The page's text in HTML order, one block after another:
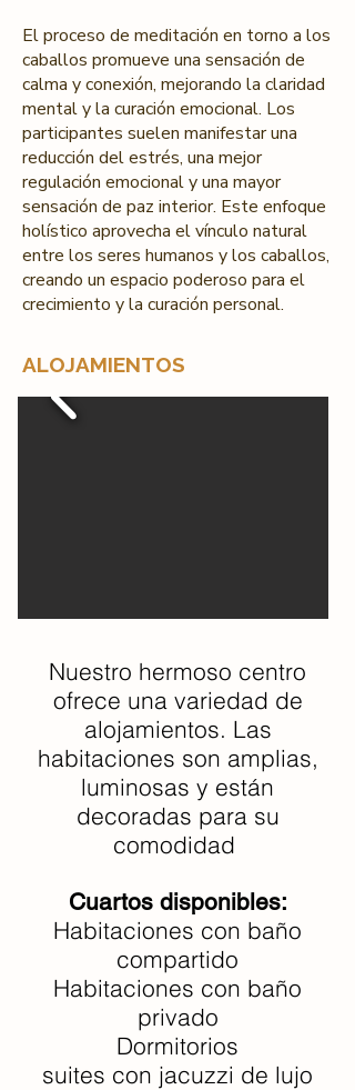
El proceso de meditación en torno a los
caballos promueve una sensación de
calma y conexión, mejorando la claridad
mental y la curación emocional. Los
participantes suelen manifestar una
reducción del estrés, una mejor
regulación emocional y una mayor
sensación de paz interior. Este enfoque
holístico aprovecha el vínculo natural
entre los seres humanos y los caballos,
creando un espacio poderoso para el
crecimiento y la curación personal.
ALOJAMIENTOS
Nuestro hermoso centro
ofrece una variedad de
alojamientos. Las
habitaciones son amplias,
luminosas y están
decoradas para su
comodidad
Cuartos disponibles:
Habitaciones con baño
compartido
Habitaciones con baño
privado
Dormitorios
suites con jacuzzi de lujo